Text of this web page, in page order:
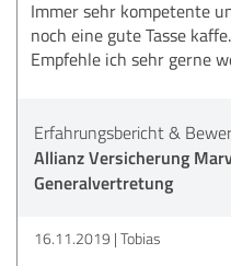
Immer sehr kompetente
noch eine gute Tasse kaffe.
Empfehle ich sehr gerne
Erfahrungsbericht &
Allianz Versicherung
Generalvertretung
16.11.2019 Tobias